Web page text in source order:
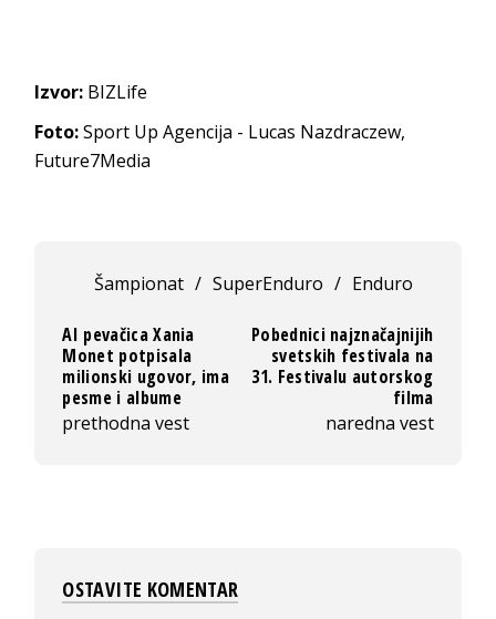
Izvor: BIZLife
Foto:Sport Up Agencija - Lucas Nazdraczew,
Future7Media
Šampionat / SuperEnduro / Enduro
AI pevačica Xania
Monet potpisala
milionski ugovor, ima
pesme i albume
prethodna vest
Pobednici najznačajnijih
svetskih festivala na
31. Festivalu autorskog
filma
naredna vest
OSTAVITE KOMENTAR